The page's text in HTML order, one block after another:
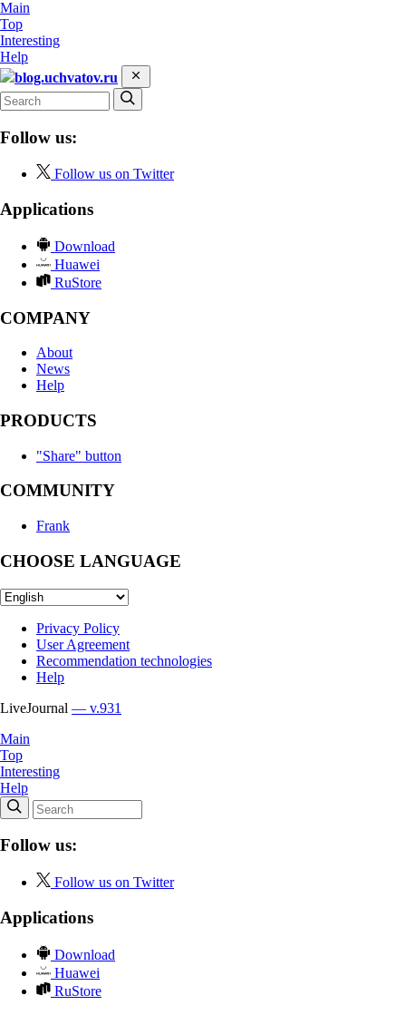
Main
Top
Interesting
Help
blog.uchvatov.ru
Follow us:
Follow us on Twitter
Applications
Download
Huawei
RuStore
COMPANY
About
News
Help
PRODUCTS
"Share" button
COMMUNITY
Frank
CHOOSE LANGUAGE
Privacy Policy
User Agreement
Recommendation technologies
Help
LiveJournal — v.931
Main
Top
Interesting
Help
Follow us:
Follow us on Twitter
Applications
Download
Huawei
RuStore